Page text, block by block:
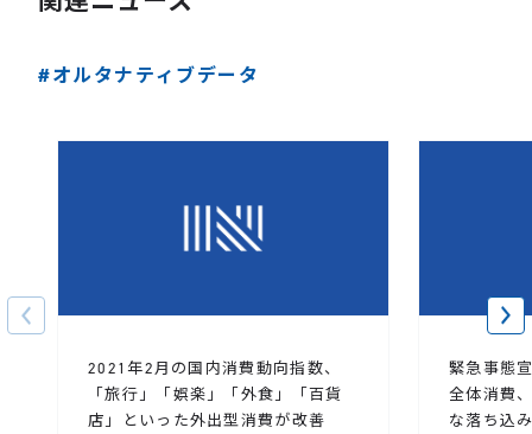
#オルタナティブデータ
2021年2月の国内消費動向指数、
「旅行」「娯楽」「外食」「百貨
店」といった外出型消費が改善
緊急事態
全体消費
な落ち込